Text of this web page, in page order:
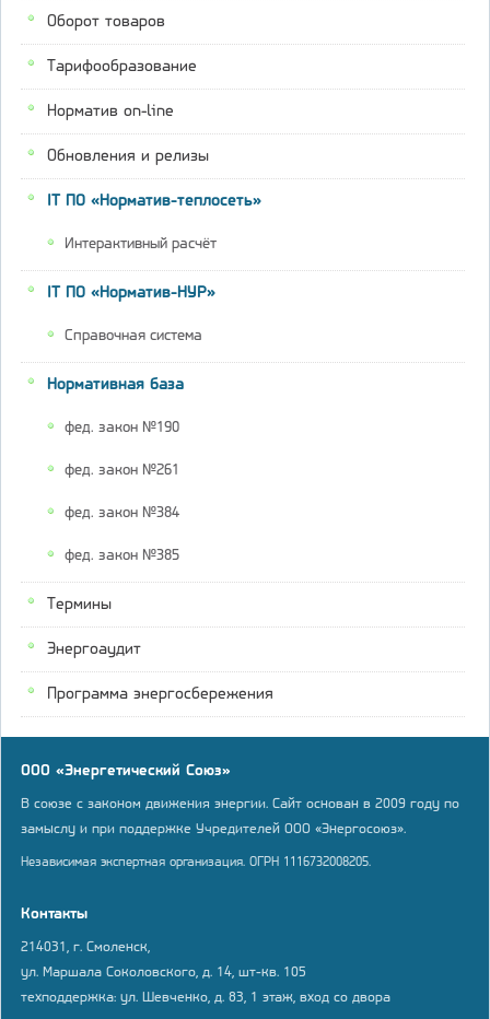
Оборот товаров
Тарифообразование
Норматив on-line
Обновления и релизы
IT ПО «Норматив-теплосеть»
Интерактивный расчёт
IT ПО «Норматив-НУР»
Справочная система
Нормативная база
фед. закон №190
фед. закон №261
фед. закон №384
фед. закон №385
Термины
Энергоаудит
Программа энергосбережения
ООО «Энергетический Союз»
В союзе с законом движения энергии. Сайт основан в 2009 году по
замыслу и при поддержке Учредителей ООО «Энергосоюз».
Независимая экспертная организация. ОГРН 1116732008205.
Контакты
214031, г. Смоленск,
ул. Маршала Соколовского, д. 14, шт-кв. 105
техподдержка: ул. Шевченко, д. 83, 1 этаж, вход со двора